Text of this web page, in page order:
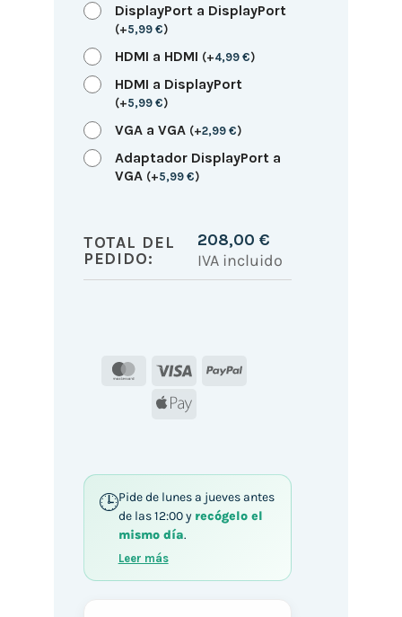
DisplayPort a DisplayPort
(+5,99 €)
HDMI a HDMI (+4,99 €)
HDMI a DisplayPort
(+5,99 €)
VGA a VGA (+2,99 €)
Adaptador DisplayPort a
VGA (+5,99 €)
TOTAL DEL
PEDIDO:
208,00 €
IVA incluido
MasterCard
Visa
PayPal
Apple
Pide de lunes a jueves antes
de las 12:00 y recógelo el
mismo día.
Leer más